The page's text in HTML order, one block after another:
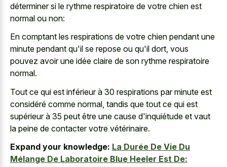
déterminer si le rythme respiratoire de votre chien est
normal ou non:
En comptant les respirations de votre chien pendant une
minute pendant qu'il se repose ou qu'il dort, vous
pouvez avoir une idée claire de son rythme respiratoire
normal.
Tout ce qui est inférieur à 30 respirations par minute est
considéré comme normal, tandis que tout ce qui est
supérieur à 35 peut être une cause d'inquiétude et vaut
la peine de contacter votre vétérinaire.
Expand your knowledge: La Durée De Vie Du
Mélange De Laboratoire Blue Heeler Est De: